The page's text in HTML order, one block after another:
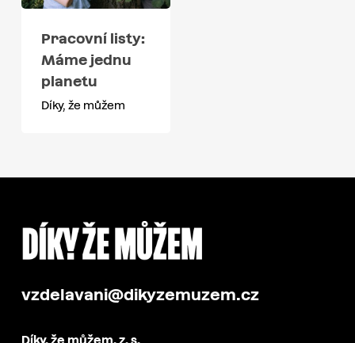
Pracovní listy:
Máme jednu
planetu
Díky, že můžem
vzdelavani@dikyzemuzem.cz
Díky, že můžem, z. s.